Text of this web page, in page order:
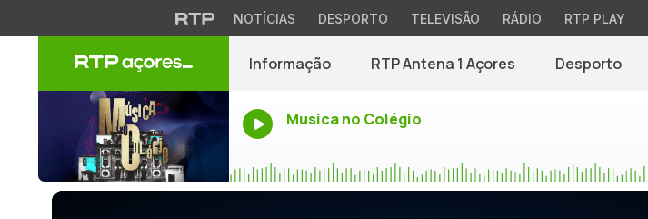
NOTÍCIAS DESPORTO TELEVISÃO RÁDIO RTP PLAY
Informação RTP Antena 1 Açores Desporto
Musica no Colégio